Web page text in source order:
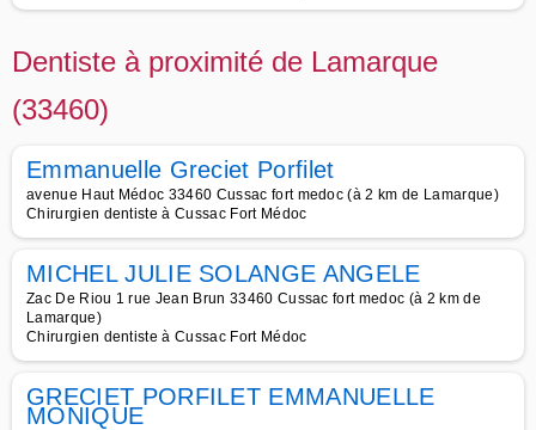
Dentiste à proximité de Lamarque
(33460)
Emmanuelle Greciet Porfilet
avenue Haut Médoc 33460 Cussac fort medoc (à 2 km de Lamarque)
Chirurgien dentiste à Cussac Fort Médoc
MICHEL JULIE SOLANGE ANGELE
Zac De Riou 1 rue Jean Brun 33460 Cussac fort medoc (à 2 km de
Lamarque)
Chirurgien dentiste à Cussac Fort Médoc
GRECIET PORFILET EMMANUELLE
MONIQUE